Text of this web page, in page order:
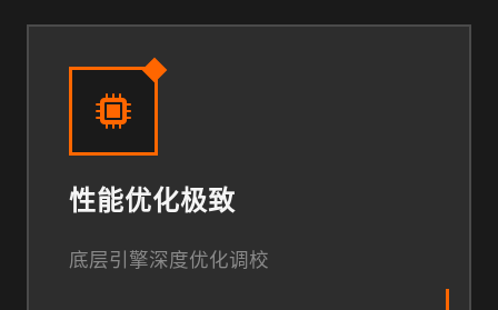
性能优化极致
底层引擎深度优化调校